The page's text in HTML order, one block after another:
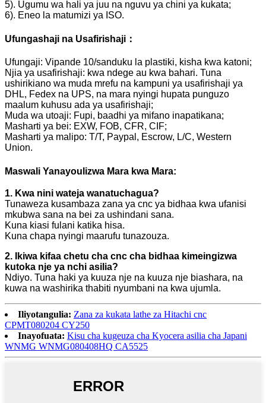
5). Ugumu wa hali ya juu na nguvu ya chini ya kukata;
6). Eneo la matumizi ya ISO.
Ufungashaji na Usafirishaji：
Ufungaji: Vipande 10/sanduku la plastiki, kisha kwa katoni;
Njia ya usafirishaji: kwa ndege au kwa bahari. Tuna
ushirikiano wa muda mrefu na kampuni ya usafirishaji ya
DHL, Fedex na UPS, na mara nyingi hupata punguzo
maalum kuhusu ada ya usafirishaji;
Muda wa utoaji: Fupi, baadhi ya mifano inapatikana;
Masharti ya bei: EXW, FOB, CFR, CIF;
Masharti ya malipo: T/T, Paypal, Escrow, L/C, Western
Union.
Maswali Yanayoulizwa Mara kwa Mara:
1. Kwa nini wateja wanatuchagua?
Tunaweza kusambaza zana ya cnc ya bidhaa kwa ufanisi
mkubwa sana na bei za ushindani sana.
Kuna kiasi fulani katika hisa.
Kuna chapa nyingi maarufu tunazouza.
2. Ikiwa kifaa chetu cha cnc cha bidhaa kimeingizwa
kutoka nje ya nchi asilia?
Ndiyo. Tuna haki ya kuuza nje na kuuza nje biashara, na
kuwa na washirika thabiti nyumbani na kwa ujumla.
Iliyotangulia: Zana za kukata lathe za Hitachi cnc
CPMT080204 CY250
Inayofuata: Kisu cha kugeuza cha Kyocera asilia cha Japani
WNMG WNMG080408HQ CA5525